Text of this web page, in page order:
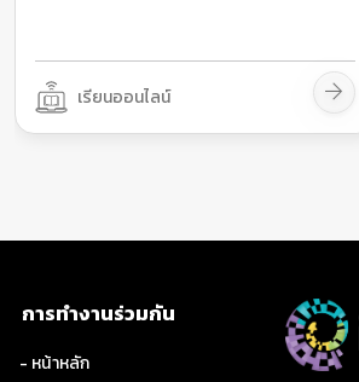
ทฤษฎีทางประสาทพฤติกรรมกับการตรวจ ปร
ทางกิจกรรมบำบัดในผู้ป่วยจิตเวช รวมไปถึงจะ
กิจกรรมบำบัดเข้าใจ สาเหตุและกลไกการทำง
ส่งผลต่อพฤติกรรมและความสามารถในการท
รวมไปถึงช่วยให้ ผู้เรียนสามารถเชื่อมโยงหลัก
สำหรับเนื้อหาในหลักสูตรนี้จะประกอบด้วย ค
ประกอบของภาวะสุขภาพด้านการ ทำกิจกรรม
เรียนออนไลน์
การทำงานร่วมกัน
- หน้าหลัก